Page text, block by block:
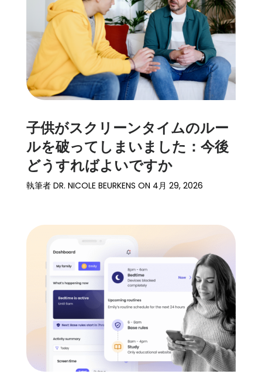
子供がスクリーンタイムのルー
ルを破ってしまいました：今後
どうすればよいですか
執筆者 DR. NICOLE BEURKENS ON 4月 29, 2026